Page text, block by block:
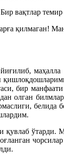
вақтлар
қилмаган!
маҳалла
бир
олган
қувлаб ўтарди.